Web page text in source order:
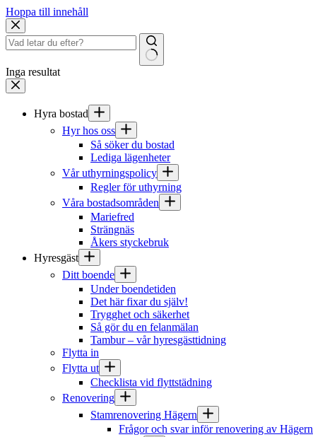
Hoppa till innehåll
Inga resultat
Hyra bostad
Hyr hos oss
Så söker du bostad
Lediga lägenheter
Vår uthyrningspolicy
Regler för uthyrning
Våra bostadsområden
Mariefred
Strängnäs
Åkers styckebruk
Hyresgäst
Ditt boende
Under boendetiden
Det här fixar du själv!
Trygghet och säkerhet
Så gör du en felanmälan
Tambur – vår hyresgästtidning
Flytta in
Flytta ut
Checklista vid flyttstädning
Renovering
Stamrenovering Hägern
Frågor och svar inför renovering av Hägern